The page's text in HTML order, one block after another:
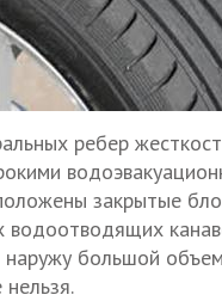
ребер
закрытые
водоотводящих
большой